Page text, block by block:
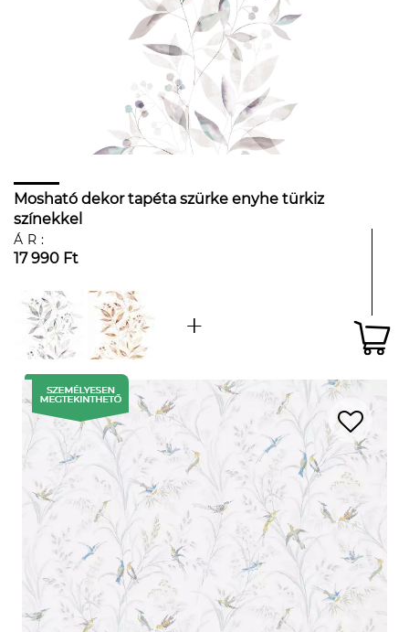
Mosható dekor tapéta szürke enyhe türkiz
színekkel
ÁR:
17 990 Ft